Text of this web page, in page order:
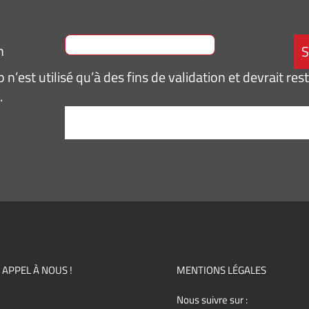
n’est utilisé qu’à des fins de validation et devrait
des
À NOUS !
MENTIONS LÉGALES
Nous suivre sur :